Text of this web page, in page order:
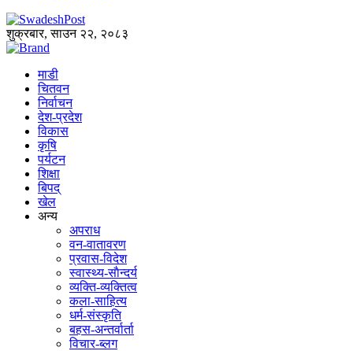
शुक्रबार, साउन २२, २०८३
माडी
चितवन
निर्वाचन
देश-प्रदेश
विकास
कृषि
पर्यटन
शिक्षा
बिपद्
खेल
अन्य
अपराध
वन-वातावरण
प्रवास-विदेश
स्वास्थ्य-साैन्दर्य
व्यक्ति-व्यक्तित्व
कला-साहित्य
धर्म-संस्कृति
बहस-अन्तर्वार्ता
विचार-ब्लग